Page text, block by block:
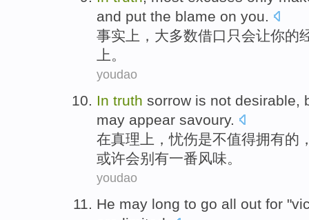
and put the blame on you.
事实上 ， 大多数借口 只会让你的
上。
youdao
In truth sorrow is not desirable,
may appear savoury.
在真理上 ，忧伤是不值得拥有的
或许会别有一番风味。
youdao
He may long to go all out for "